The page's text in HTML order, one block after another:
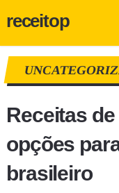
receitop
Receitas
opções
brasileiro